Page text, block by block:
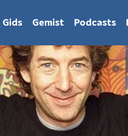
Gids Gemist Podcasts